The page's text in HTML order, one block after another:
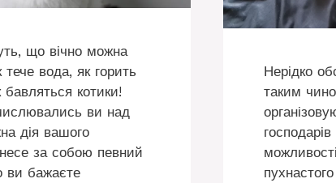
що вічно можна
вода, як горить
бавляться котики!
ви над
дія вашого
за собою певний
ви бажаєте
Нерідко
таким